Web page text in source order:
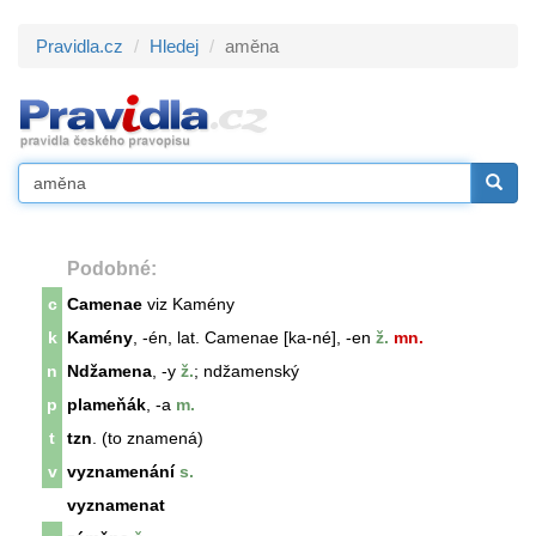
Pravidla.cz Hledej aměna
Podobné:
c Camenae viz Kamény
k
Kamény , -én, lat. Camenae [ka-né], -en ž. mn.
n
Ndžamena , -y ž.; ndžamenský
p
plameňák , -a m.
t
tzn . (to znamená)
v vyznamenánís.
vyznamenat